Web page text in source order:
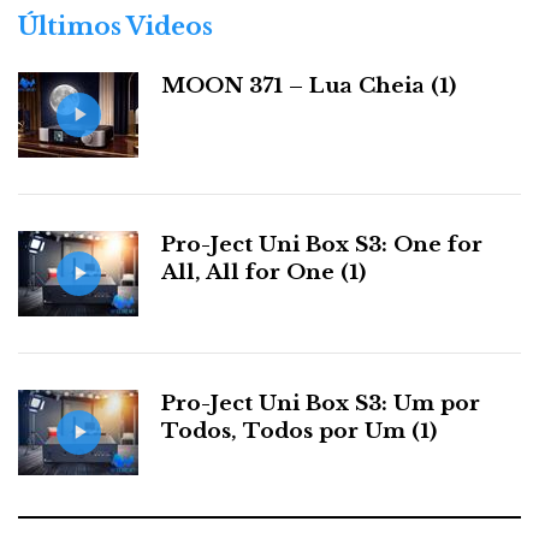
Chord Ultima 3
Outra das ‘prendas’ do 30ºAniversário da Chord foi o
anúncio dos amplificadores monoblocoUltima 2e3
que utilizam a tecnologia de ponta ULTIMA em
modelos mais acessíveis.
OUltima 2(750W) substitui o SPM 6000 MkII, na
mesma gama de preços, com vantagem tecnológica, e
está considerado pela Chord como fazendo parte da
linha de Referência.
r
s
Últimos Videos
MOON 371 – Lua Cheia (1)
Pro-Ject Uni Box S3: One for
All, All for One (1)
Pro-Ject Uni Box S3: Um por
Todos, Todos por Um (1)